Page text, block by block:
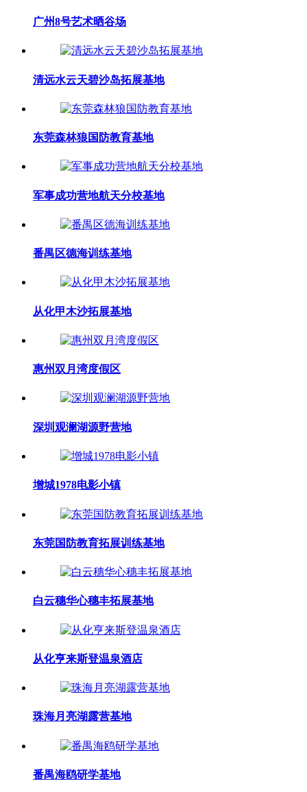
广州8号艺术晒谷场
清远水云天碧沙岛拓展基地
东莞森林狼国防教育基地
军事成功营地航天分校基地
番禺区德海训练基地
从化甲木沙拓展基地
惠州双月湾度假区
深圳观澜湖源野营地
增城1978电影小镇
东莞国防教育拓展训练基地
白云穗华心穗丰拓展基地
从化亨来斯登温泉酒店
珠海月亮湖露营基地
番禺海鸥研学基地